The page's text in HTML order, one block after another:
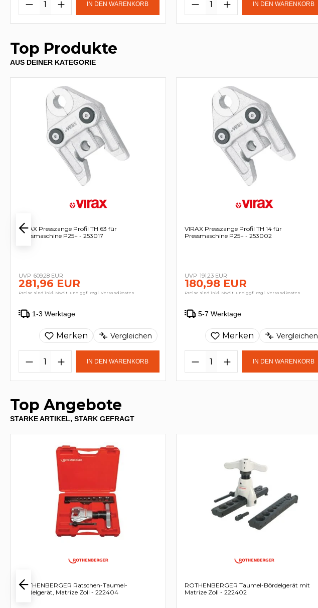
IN DEN WARENKORB IN DEN WARENKORB
Top Produkte
AUS DEINER KATEGORIE
VIRAX Presszange Profil TH 63 für
Pressmaschine P25+ - 253017
609,28 EUR
281,96 EUR
Preise sind inkl. MwSt. und ggf. zzgl. Versandkosten
1-3 Werktage
Merken Vergleichen
IN DEN WARENKORB
VIRAX Presszange Profil TH 14 für
Pressmaschine P25+ - 253002
191,23 EUR
180,98 EUR
Preise sind inkl. MwSt. und ggf. zzgl. Versandkosten
5-7 Werktage
Merken Vergleichen
IN DEN WARENKORB
Top Angebote
STARKE ARTIKEL, STARK GEFRAGT
ROTHENBERGER Ratschen-Taumel-
Bördelgerät, Matrize Zoll - 222404
ROTHENBERGER Taumel-Bördelgerät mit
Matrize Zoll - 222402